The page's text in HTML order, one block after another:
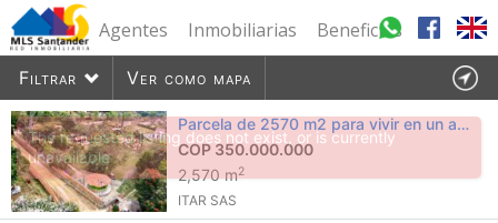
Agentes Inmobiliarias Beneficios
Filtrar Ver como mapa
624 listados encontrados
Parcela de 2570 m2 para vivir en un ambiente tranquilo y campestre
COP 350.000.000
2,570 m2
ITAR SAS